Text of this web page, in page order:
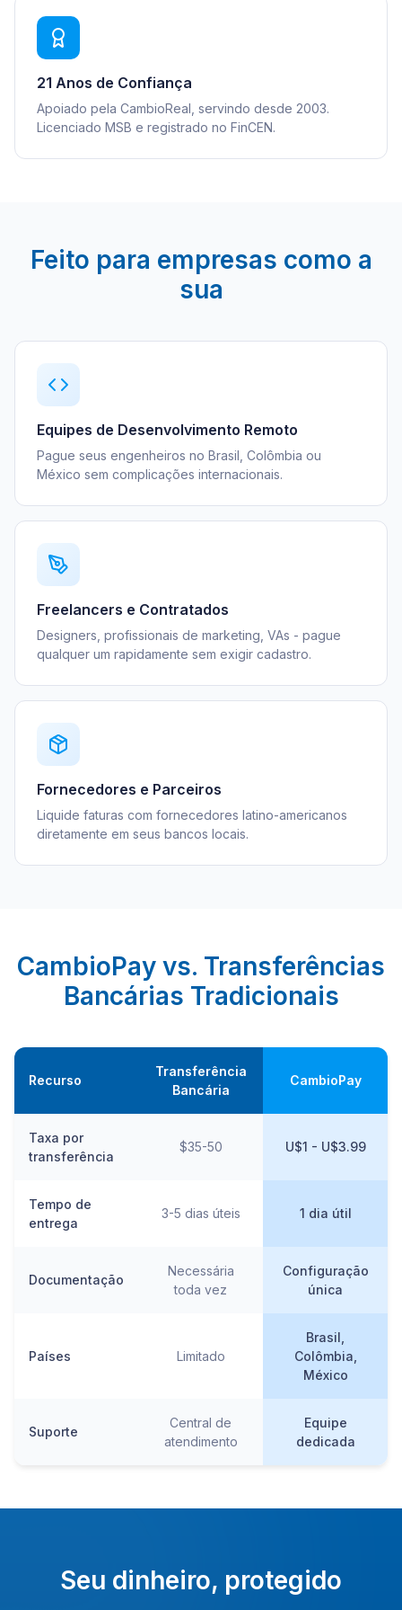
21 Anos de Confiança
Apoiado pela CambioReal, servindo desde 2003.
Licenciado MSB e registrado no FinCEN.
Feito para empresas como a
sua
Equipes de Desenvolvimento Remoto
Pague seus engenheiros no Brasil, Colômbia ou
México sem complicações internacionais.
Freelancers e Contratados
Designers, profissionais de marketing, VAs - pague
qualquer um rapidamente sem exigir cadastro.
Fornecedores e Parceiros
Liquide faturas com fornecedores latino-americanos
diretamente em seus bancos locais.
CambioPay vs. Transferências
Bancárias Tradicionais
Recurso
Transferência
Bancária
CambioPay
Taxa por
transferência
$35-50 U$1 - U$3.99
Tempo de
entrega
3-5 dias úteis 1 dia útil
Documentação
Necessária
toda vez
Configuração
única
Países Limitado
Brasil,
Colômbia,
México
Suporte
Central de
atendimento
Equipe
dedicada
Seu dinheiro, protegido